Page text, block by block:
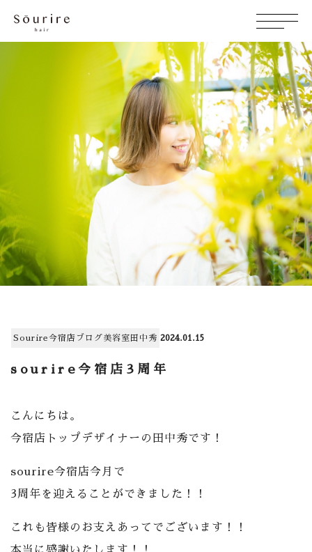
Sourire今宿店 ブログ美容室 田中秀 2024.01.15
sourire今宿店3周年
こんにちは。
今宿店トップデザイナーの田中秀です！
sourire今宿店今月で
3周年を迎えることができました！！
これも皆様のお支えあってでございます！！